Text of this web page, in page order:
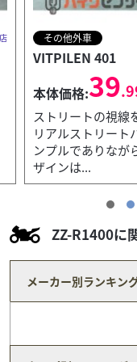
その他外車
VITPILEN 401
本体価格:39
ストリートの視線
リアルストリート
ンプルでありなが
ザインは...
ZZ-R1400に
メーカー別ランキン